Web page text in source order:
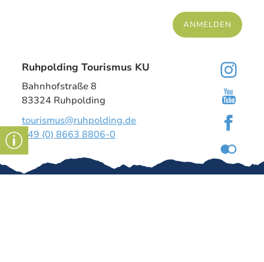
ANMELDEN
Ruhpolding Tourismus KU
Bahnhofstraße 8
83324 Ruhpolding
tourismus@ruhpolding.de
+49 (0) 8663 8806-0